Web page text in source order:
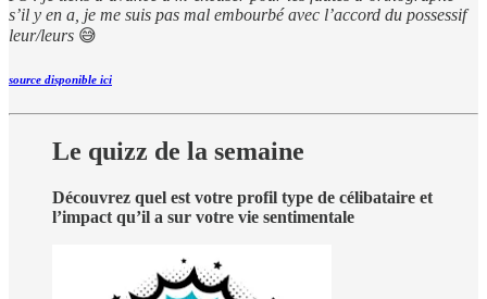
s’il y en a, je me suis pas mal embourbé avec l’accord du possessif
leur/leurs 😅
source disponible ici
Le quizz de la semaine
Découvrez quel est votre profil type de célibataire et
l’impact qu’il a sur votre vie sentimentale